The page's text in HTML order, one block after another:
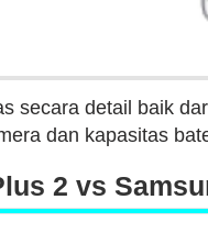
secara detail baik
dan kapasitas
2 vs